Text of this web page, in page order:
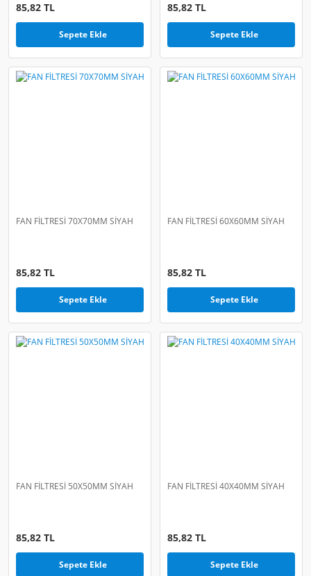
85,82 TL
Sepete Ekle
85,82 TL
Sepete Ekle
FAN FİLTRESİ 70X70MM SİYAH
85,82 TL
Sepete Ekle
FAN FİLTRESİ 60X60MM SİYAH
85,82 TL
Sepete Ekle
FAN FİLTRESİ 50X50MM SİYAH
85,82 TL
Sepete Ekle
FAN FİLTRESİ 40X40MM SİYAH
85,82 TL
Sepete Ekle